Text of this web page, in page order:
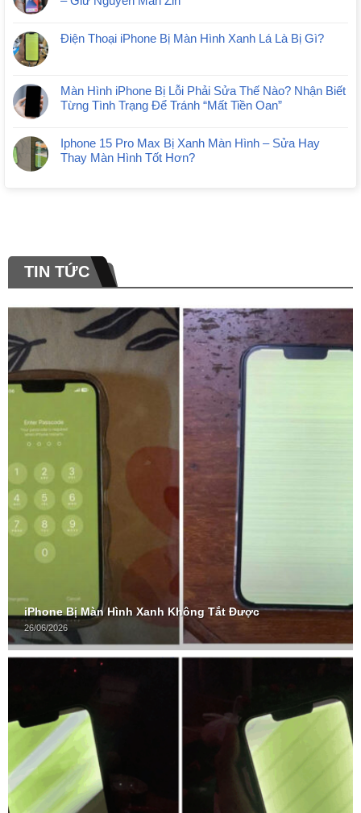
Điện Thoại iPhone Bị Màn Hình Xanh Lá Là Bị Gì?
Màn Hình iPhone Bị Lỗi Phải Sửa Thế Nào? Nhận Biết
Từng Tình Trạng Để Tránh “Mất Tiền Oan”
Iphone 15 Pro Max Bị Xanh Màn Hình – Sửa Hay
Thay Màn Hình Tốt Hơn?
TIN TỨC
iPhone Bị Màn Hình Xanh Không Tắt Được
26/06/2026